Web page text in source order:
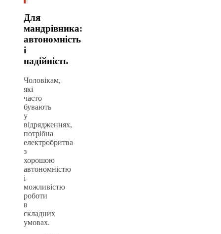
Для
мандрівника:
автономність
і
надійність
Чоловікам,
які
часто
бувають
у
відрядженнях,
потрібна
електробритва
з
хорошою
автономністю
і
можливістю
роботи
в
складних
умовах.